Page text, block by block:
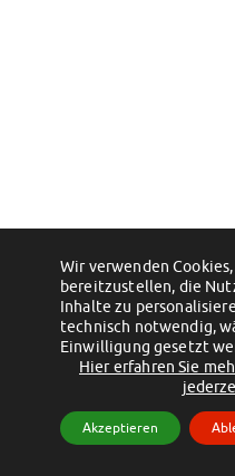
MIT einander – FÜR
Wohnheimtutoren
Schadensmeldung
Wohnen-FAQ
Dokumente
AnsprechpartnerInnen
Soziales & Beratung
Wir verwenden
bereitzustellen, die
Inhalte zu
technisch notwendig,
Einwilligung gesetzt
Hier erfahren Sie
Akzeptieren